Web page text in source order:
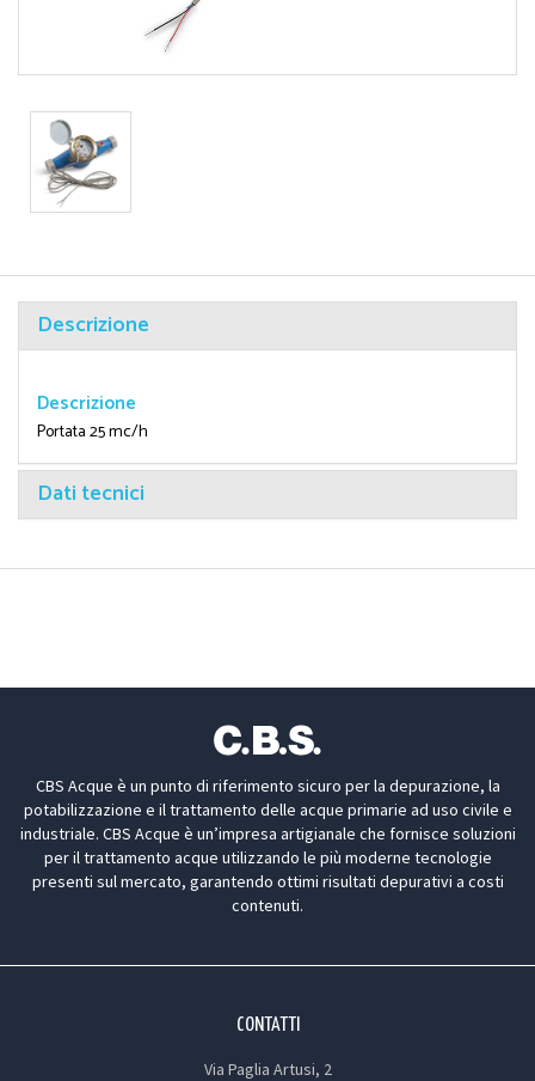
Descrizione
Descrizione
Portata 25 mc/h
Dati tecnici
CBS Acque è un punto di riferimento sicuro per la depurazione, la
potabilizzazione e il trattamento delle acque primarie ad uso civile e
industriale. CBS Acque è un’impresa artigianale che fornisce soluzioni
per il trattamento acque utilizzando le più moderne tecnologie
presenti sul mercato, garantendo ottimi risultati depurativi a costi
contenuti.
CONTATTI
Via Paglia Artusi, 2